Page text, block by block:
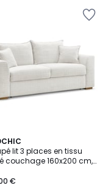
lit 3 places en tissu
couchage 160x200 cm,
€